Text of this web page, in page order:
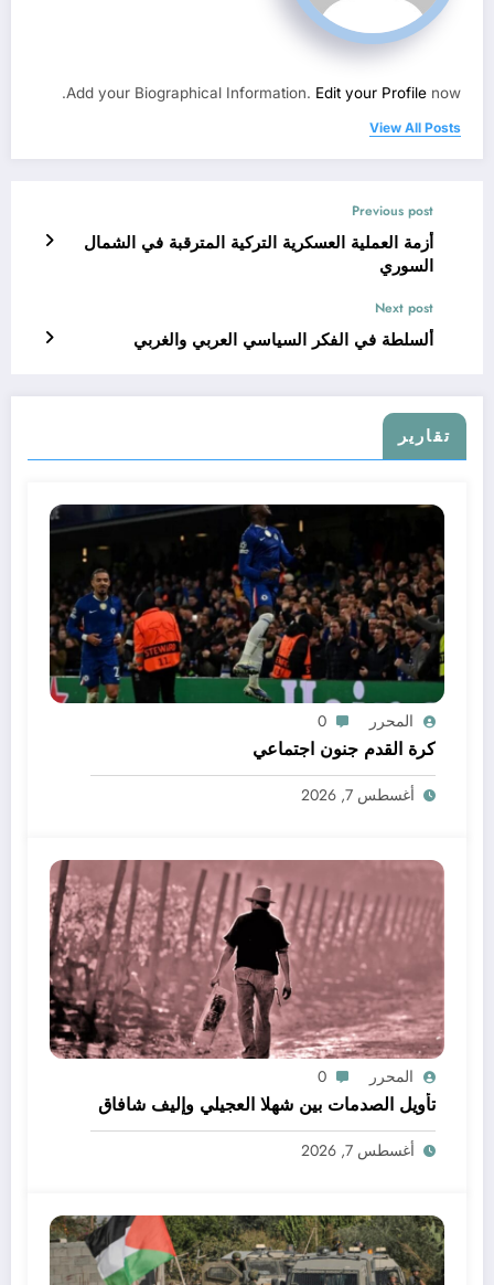
Add your Biographical Information. Edit your Profile now.
View All Posts
Previous post
أزمة العملية العسكرية التركية المترقبة في الشمال
السوري
Next post
ألسلطة في الفكر السياسي العربي والغربي
تقارير
المحرر 0
كرة القدم جنون اجتماعي
أغسطس 7, 2026
المحرر 0
تأويل الصدمات بين شهلا العجيلي وإليف شافاق
أغسطس 7, 2026